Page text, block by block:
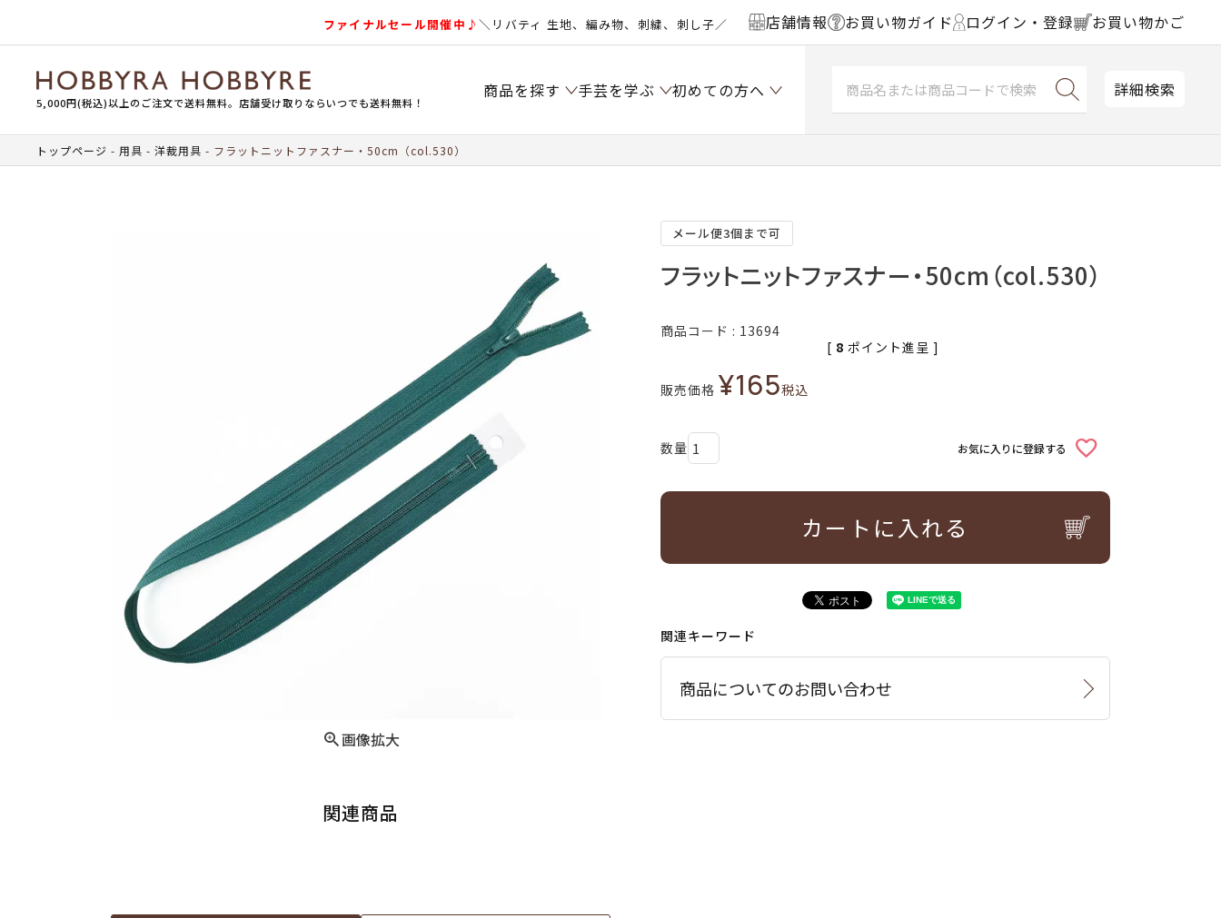
ファイナルセール開催中♪＼リバティ 生地、編み物、刺繍、刺し子／ 店舗情報 お買い物ガイド ログイン・登録 お買い物かご
5,000円(税込)以上のご注文で送料無料。店舗受け取りならいつでも送料無料！
商品を探す 手芸を学ぶ 初めての方へ 詳細検索
トップページ 用具 洋裁用具 フラットニットファスナー・50cm（col.530）
画像拡大
関連商品
メール便3個まで可
フラットニットファスナー・50cm（col.530）
商品コード 13694
販売価格 ¥165税込
[ 8 ポイント進呈 ]
お気に入りに登録する
カートに入れる
関連キーワード
商品についてのお問い合わせ